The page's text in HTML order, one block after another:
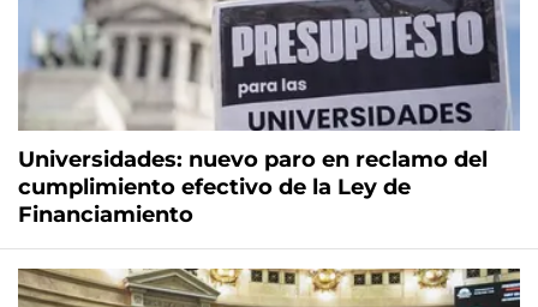
Universidades: nuevo paro en reclamo del
cumplimiento efectivo de la Ley de
Financiamiento